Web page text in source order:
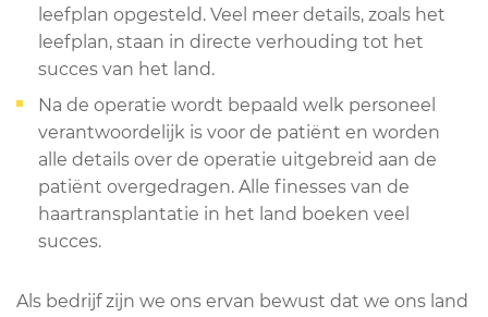
leefplan opgesteld. Veel meer details, zoals het
leefplan, staan in directe verhouding tot het
succes van het land.
Na de operatie wordt bepaald welk personeel
verantwoordelijk is voor de patiënt en worden
alle details over de operatie uitgebreid aan de
patiënt overgedragen. Alle finesses van de
haartransplantatie in het land boeken veel
succes.
Als bedrijf zijn we ons ervan bewust dat we ons land